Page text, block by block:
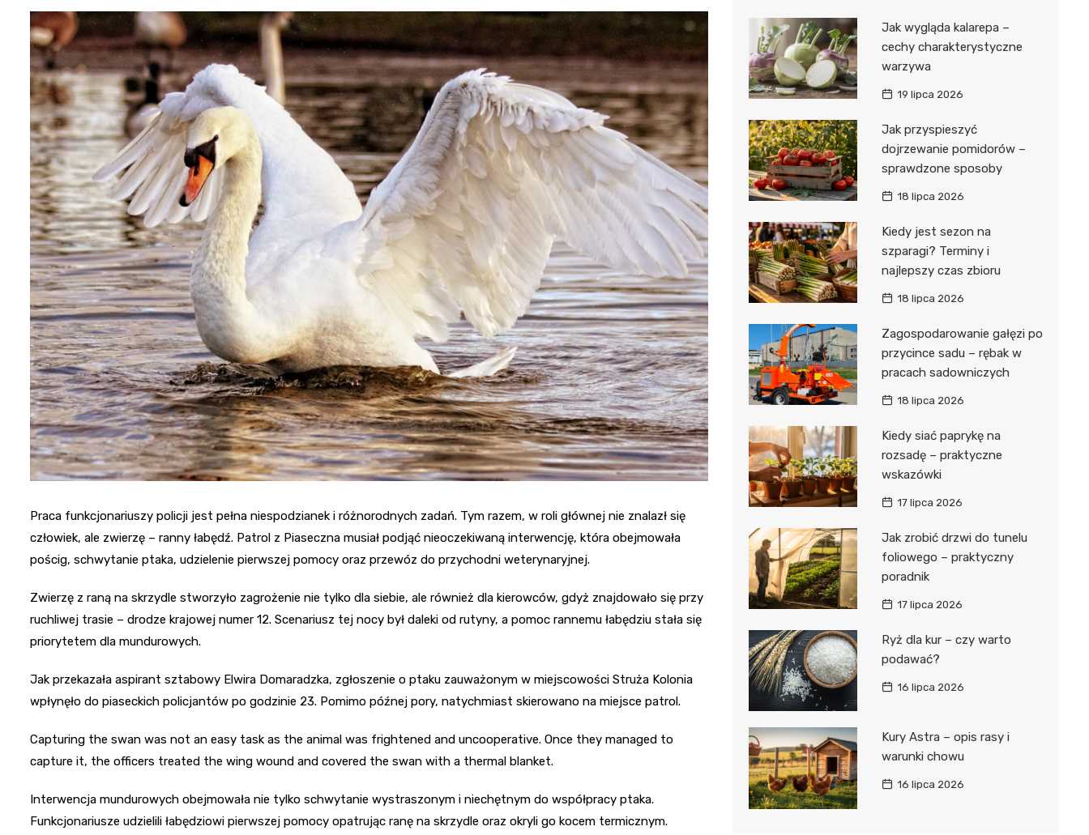
Praca funkcjonariuszy policji jest pełna niespodzianek i różnorodnych zadań. Tym razem, w roli głównej nie znalazł się
człowiek, ale zwierzę – ranny łabędź. Patrol z Piaseczna musiał podjąć nieoczekiwaną interwencję, która obejmowała
pościg, schwytanie ptaka, udzielenie pierwszej pomocy oraz przewóz do przychodni weterynaryjnej.
Zwierzę z raną na skrzydle stworzyło zagrożenie nie tylko dla siebie, ale również dla kierowców, gdyż znajdowało się przy
ruchliwej trasie – drodze krajowej numer 12. Scenariusz tej nocy był daleki od rutyny, a pomoc rannemu łabędziu stała się
priorytetem dla mundurowych.
Jak przekazała aspirant sztabowy Elwira Domaradzka, zgłoszenie o ptaku zauważonym w miejscowości Struża Kolonia
wpłynęło do piaseckich policjantów po godzinie 23. Pomimo późnej pory, natychmiast skierowano na miejsce patrol.
Capturing the swan was not an easy task as the animal was frightened and uncooperative. Once they managed to
capture it, the officers treated the wing wound and covered the swan with a thermal blanket.
Interwencja mundurowych obejmowała nie tylko schwytanie wystraszonym i niechętnym do współpracy ptaka.
Funkcjonariusze udzielili łabędziowi pierwszej pomocy opatrując ranę na skrzydle oraz okryli go kocem termicznym.
Jak wygląda kalarepa –
cechy charakterystyczne
warzywa
19 lipca 2026
Jak przyspieszyć
dojrzewanie pomidorów –
sprawdzone sposoby
18 lipca 2026
Kiedy jest sezon na
szparagi? Terminy i
najlepszy czas zbioru
18 lipca 2026
Zagospodarowanie gałęzi po
przycince sadu – rębak w
pracach sadowniczych
18 lipca 2026
Kiedy siać paprykę na
rozsadę – praktyczne
wskazówki
17 lipca 2026
Jak zrobić drzwi do tunelu
foliowego – praktyczny
poradnik
17 lipca 2026
Ryż dla kur – czy warto
podawać?
16 lipca 2026
Kury Astra – opis rasy i
warunki chowu
16 lipca 2026